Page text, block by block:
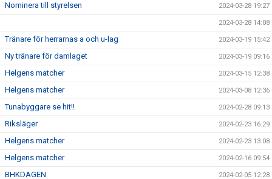
Nominera till styrelsen 2024-03-28 19:27
2024-03-28 14:08
Tränare för herrarnas a och u-lag 2024-03-19 15:42
Ny tränare för damlaget 2024-03-19 09:16
Helgens matcher 2024-03-15 12:38
Helgens matcher 2024-03-08 12:36
Tunabyggare se hit!! 2024-02-28 09:13
Riksläger 2024-02-23 16:29
Helgens matcher 2024-02-23 13:08
Helgens matcher 2024-02-16 09:54
BHKDAGEN 2024-02-05 12:28